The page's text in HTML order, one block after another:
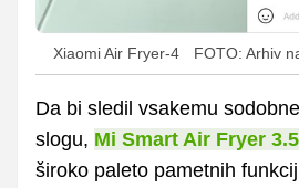
Xiaomi Air Fryer-4 FOTO: Arhiv
Da bi sledil vsakemu
slogu, Mi Smart Air Fryer
široko paleto pametnih